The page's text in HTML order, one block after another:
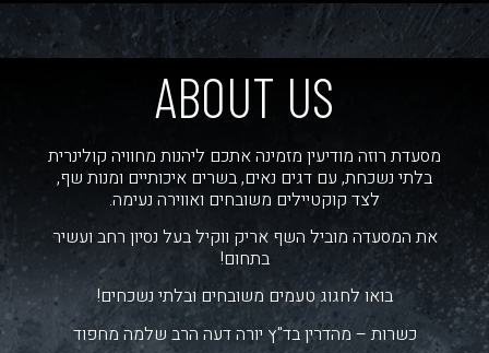
ABOUT US
מסעדת רוזה מודיעין מזמינה אתכם ליהנות מחוויה קולינרית
בלתי נשכחת, עם דגים נאים, בשרים איכותיים ומנות שף,
לצד קוקטיילים משובחים ואווירה נעימה.
את המסעדה מוביל השף אריק ווקיל בעל נסיון רחב ועשיר
בתחום!
בואו לחגוג טעמים משובחים ובלתי נשכחים!
כשרות – מהדרין בד"ץ יורה דעה הרב שלמה מחפוד